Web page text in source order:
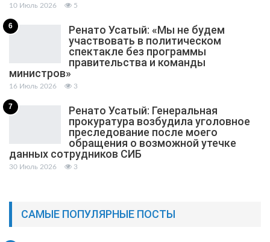
10 Июль 2026 5
6
Ренато Усатый: «Мы не будем
участвовать в политическом
спектакле без программы
правительства и команды
министров»
16 Июль 2026 3
7
Ренато Усатый: Генеральная
прокуратура возбудила уголовное
преследование после моего
обращения о возможной утечке
данных сотрудников СИБ
30 Июль 2026 3
САМЫЕ ПОПУЛЯРНЫЕ ПОСТЫ